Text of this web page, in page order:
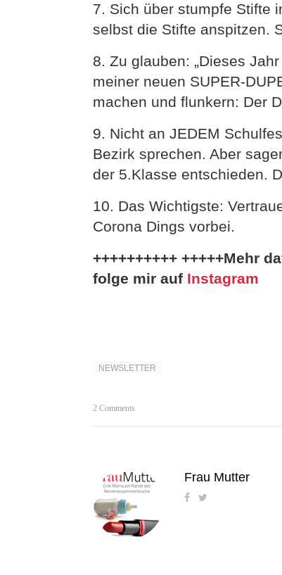
7. Sich über stumpfe Stifte
selbst die Stifte anspitzen.
8. Zu glauben: „Dieses
meiner neuen SUPER-
machen und flunkern: Der
9. Nicht an JEDEM
Bezirk sprechen. Aber
der 5.Klasse entschieden.
10. Das Wichtigste:
Corona Dings vorbei.
++++++++++ +++++Mehr
folge mir auf Instagram
NEWSLETTER
2 Comments
Frau Mutter